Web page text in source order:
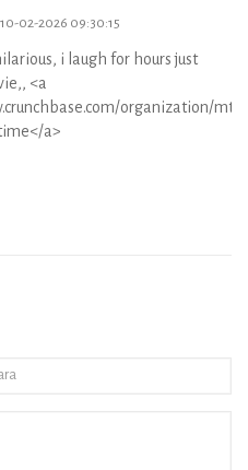
02-2026 09:30:15
i laugh for hours just
<a
organization/mty-
a>